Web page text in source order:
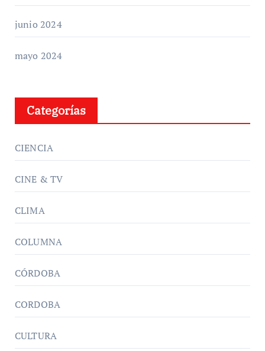
junio 2024
mayo 2024
Categorías
CIENCIA
CINE & TV
CLIMA
COLUMNA
CÓRDOBA
CORDOBA
CULTURA